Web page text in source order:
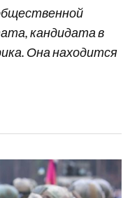
кандидата в
Она находится